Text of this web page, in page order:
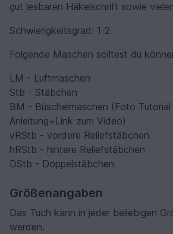
gut lesbaren Häkelschrift sowie
Schwierigkeitsgrad: 1-2
Folgende Maschen solltest du
LM - Luftmaschen
Stb - Stäbchen
BM - Büschelmaschen (Foto
Anleitung+Link zum Video)
vRStb - vordere Reliefstäbchen
hRStb - hintere Reliefstäbchen
DStb - Doppelstäbchen
Größenangaben
Das Tuch kann in jeder beliebigen
werden.